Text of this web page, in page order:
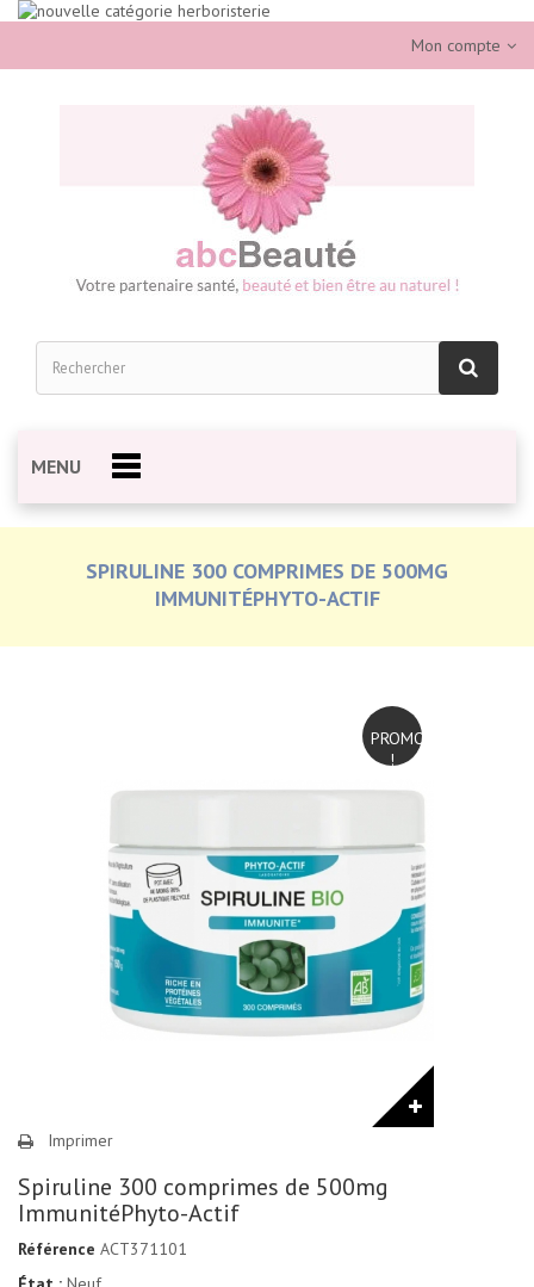
Mon compte
MENU
SPIRULINE 300 COMPRIMES DE 500MG
IMMUNITÉPHYTO-ACTIF
PROMO
!
Imprimer
Spiruline 300 comprimes de 500mg
ImmunitéPhyto-Actif
Référence ACT371101